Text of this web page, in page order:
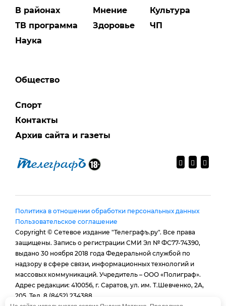
В районах
ТВ программа
Наука
Мнение
Здоровье
Культура
ЧП
Общество
Спорт
Контакты
Архив сайта и газеты
Политика в отношении обработки персональных данных
Пользовательское соглашение
Copyright © Сетевое издание "Телеграфъ.ру". Все права
защищены. Запись о регистрации СМИ Эл № ФС77-74390,
выдано 30 ноября 2018 года Федеральной службой по
надзору в сфере связи, информационных технологий и
массовых коммуникаций. Учредитель – ООО «Полиграф».
Адрес редакции: 410056, г. Саратов, ул. им. Т.Шевченко, 2А,
205. Тел. 8 (8452) 234388.